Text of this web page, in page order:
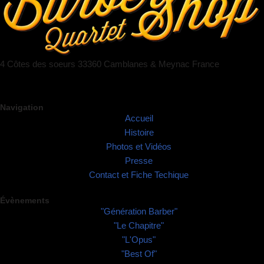
4 Côtes des soeurs 33360 Camblanes & Meynac France
Navigation
Accueil
Histoire
Photos et Vidéos
Presse
Contact et Fiche Techique
Évènements
"Génération Barber"
"Le Chapitre"
"L'Opus"
"Best Of"